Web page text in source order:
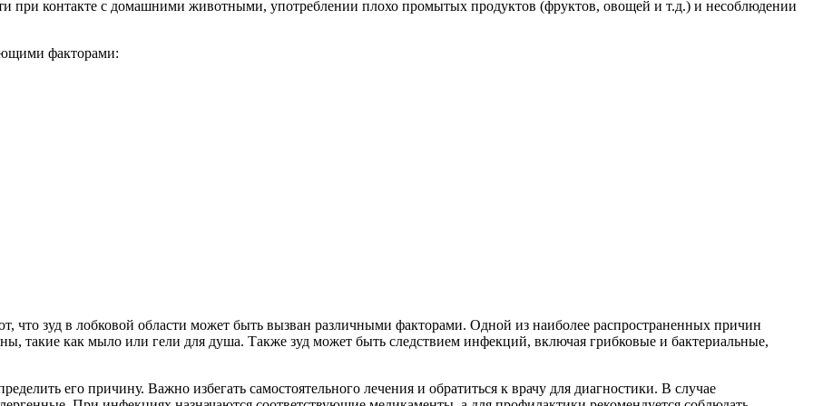
при контакте с домашними животными, употреблении плохо промытых продуктов (фруктов, овощей и т.д.) и несоблюдении
факторами:
что зуд в лобковой области может быть вызван различными факторами. Одной из наиболее распространенных причин
такие как мыло или гели для душа. Также зуд может быть следствием инфекций, включая грибковые и бактериальные,
его причину. Важно избегать самостоятельного лечения и обратиться к врачу для диагностики. В случае